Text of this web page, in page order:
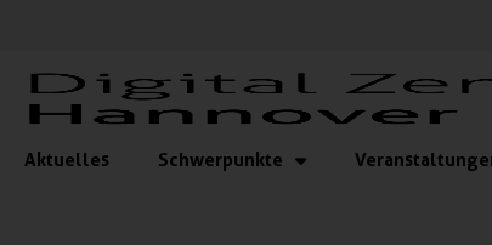
Aktuelles Schwerpunkte